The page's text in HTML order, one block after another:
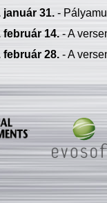
január 31.-
február 14.- A
február 28.- A